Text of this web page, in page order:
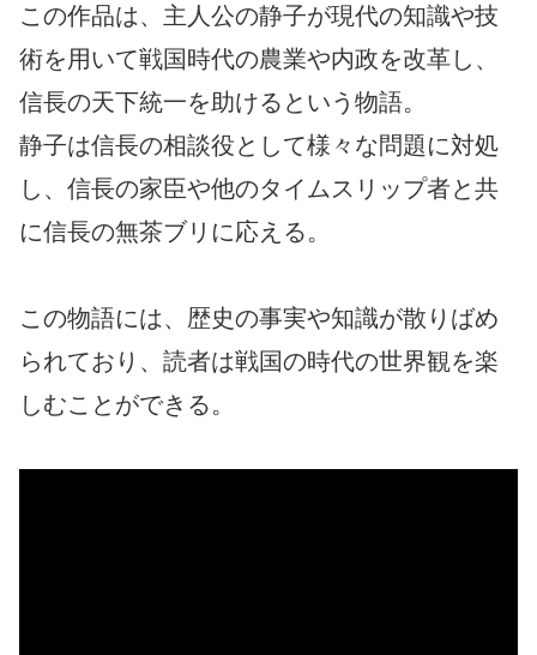
この作品は、主人公の静子が現代の知識や技
術を用いて戦国時代の農業や内政を改革し、
信長の天下統一を助けるという物語。
静子は信長の相談役として様々な問題に対処
し、信長の家臣や他のタイムスリップ者と共
に信長の無茶ブリに応える。
この物語には、歴史の事実や知識が散りばめ
られており、読者は戦国の時代の世界観を楽
しむことができる。